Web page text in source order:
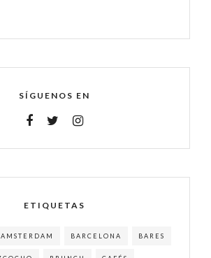
SÍGUENOS EN
ETIQUETAS
AMSTERDAM BARCELONA BARES